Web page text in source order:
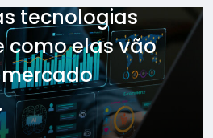
tecnologias
como elas vão